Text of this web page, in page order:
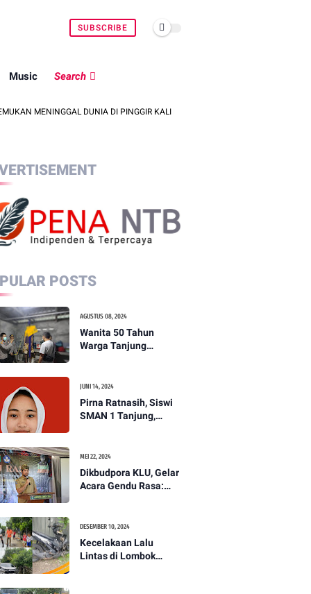
SUBSCRIBE
Music Search
DUNIA DI PINGGIR KALI LEMBAR SAAT MENCARI BELUT
POSTS
AGUSTUS 08, 2024
Wanita 50 Tahun
Warga Tanjung
JUNI 14, 2024
Pirna Ratnasih, Siswi
SMAN 1 Tanjung,
Paskibraka Tingkat
Nasional
MEI 22, 2024
Dikbudpora KLU, Gelar
Acara Gendu Rasa:
Masyarakat Dayan
Gunung
DESEMBER 10, 2024
Kecelakaan Lalu
Lintas di Lombok